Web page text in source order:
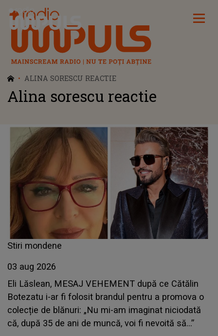
Radio Impuls
ALINA SORESCU REACTIE
Alina sorescu reactie
Stiri mondene
03 aug 2026
Eli Lăslean, MESAJ VEHEMENT după ce Cătălin
Botezatu i-ar fi folosit brandul pentru a promova o
colecție de blănuri: „Nu mi-am imaginat niciodată
că, după 35 de ani de muncă, voi fi nevoită să...”